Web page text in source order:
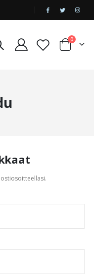
|
Cart
0tuotetta